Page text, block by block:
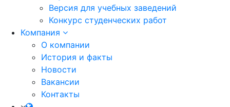
Версия для учебных заведений
Конкурс студенческих работ
Компания
О компании
История и факты
Новости
Вакансии
Контакты